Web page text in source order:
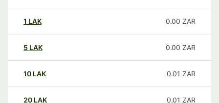
1 LAK 0.00 ZAR
5 LAK 0.00 ZAR
10 LAK 0.01 ZAR
20 LAK 0.01 ZAR